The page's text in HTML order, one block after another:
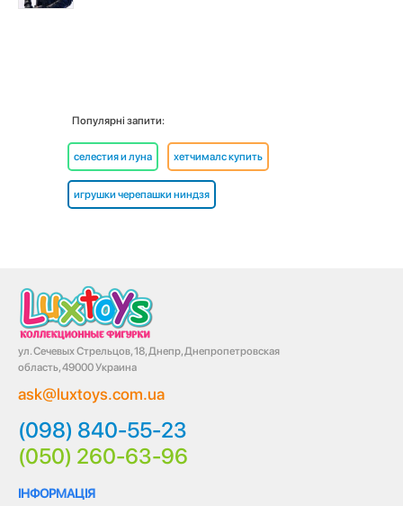
Популярні запити:
селестия и луна хетчималс купить
игрушки черепашки ниндзя
ул. Сечевых Стрельцов, 18, Днепр, Днепропетровская
область, 49000 Украина
ask@luxtoys.com.ua
(098) 840-55-23
(050) 260-63-96
ІНФОРМАЦІЯ